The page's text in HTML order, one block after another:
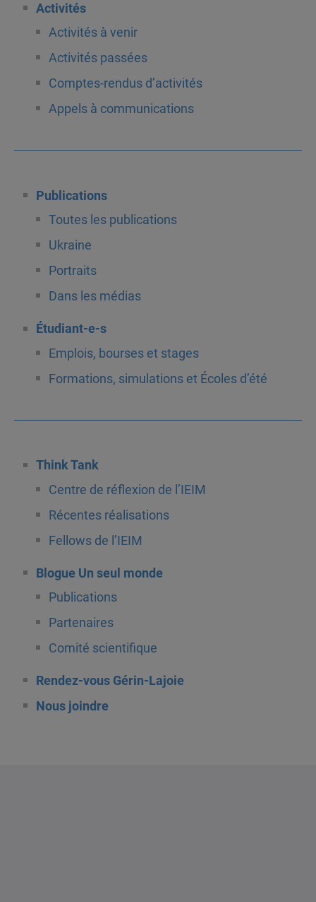
Activités
Activités à venir
Activités passées
Comptes-rendus d’activités
Appels à communications
Publications
Toutes les publications
Ukraine
Portraits
Dans les médias
Étudiant-e-s
Emplois, bourses et stages
Formations, simulations et Écoles d’été
Think Tank
Centre de réflexion de l’IEIM
Récentes réalisations
Fellows de l’IEIM
Blogue Un seul monde
Publications
Partenaires
Comité scientifique
Rendez-vous Gérin-Lajoie
Nous joindre